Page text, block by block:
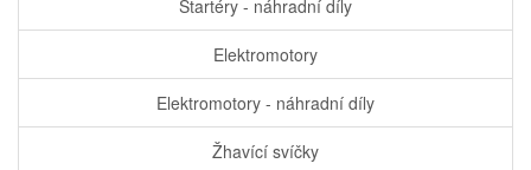
Startéry - náhradní díly
Elektromotory
Elektromotory - náhradní díly
Žhavící svíčky